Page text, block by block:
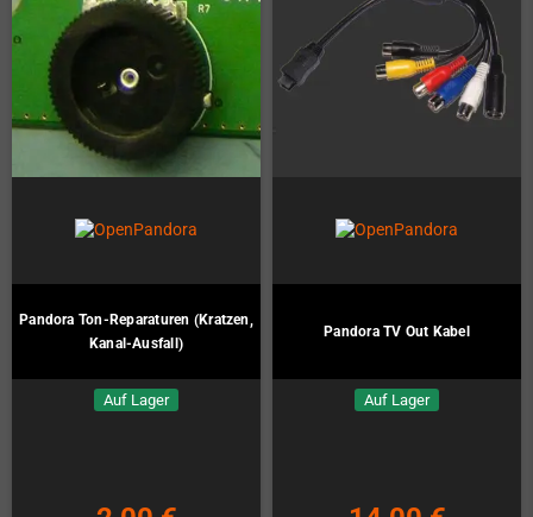
Pandora Ton-Reparaturen (Kratzen,
Kanal-Ausfall)
Auf Lager
Pandora TV Out Kabel
Auf Lager